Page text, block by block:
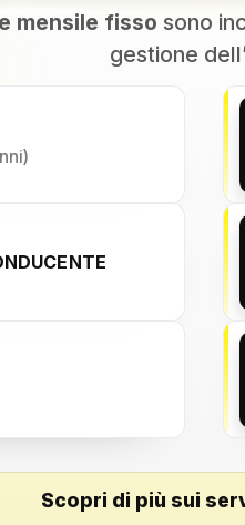
mensile fisso sono
gestione
Scopri di più sui